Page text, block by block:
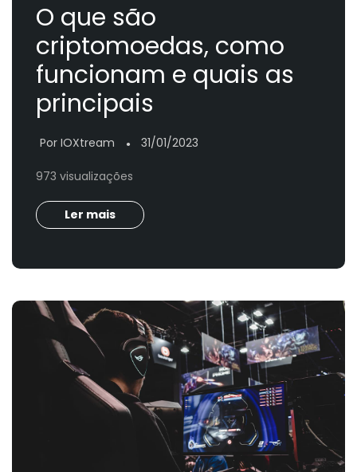
O que são
criptomoedas, como
funcionam e quais as
principais
Por IOXtream ● 31/01/2023
973 visualizações
Ler mais